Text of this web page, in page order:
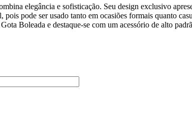
elegância e sofisticação. Seu design exclusivo
pode ser usado tanto em ocasiões formais quanto
Boleada e destaque-se com um acessório de alto